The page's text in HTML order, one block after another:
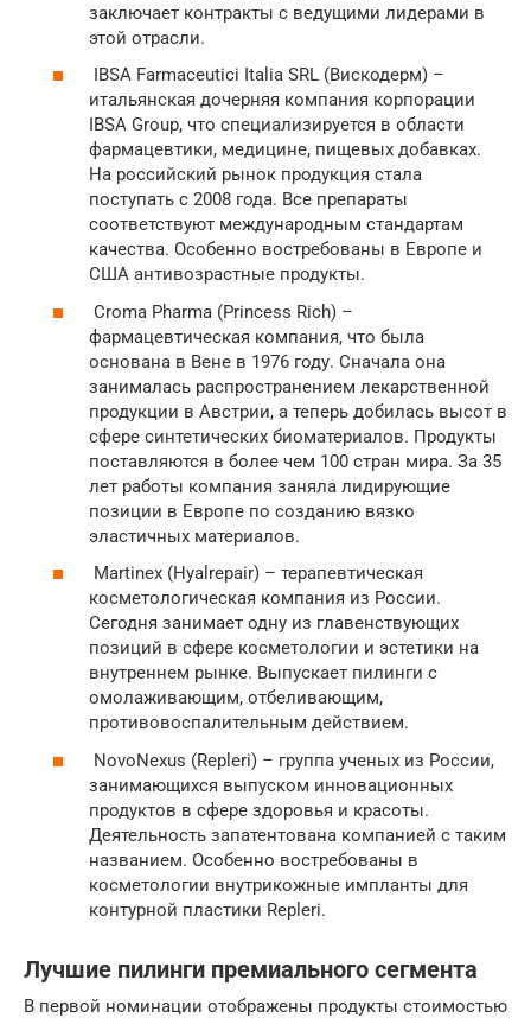
заключает контракты с ведущими лидерами в
этой отрасли.
IBSA Farmaceutici Italia SRL (Вискодерм) –
итальянская дочерняя компания корпорации
IBSA Group, что специализируется в области
фармацевтики, медицине, пищевых добавках.
На российский рынок продукция стала
поступать с 2008 года. Все препараты
соответствуют международным стандартам
качества. Особенно востребованы в Европе и
США антивозрастные продукты.
Croma Pharma (Princess Rich) –
фармацевтическая компания, что была
основана в Вене в 1976 году. Сначала она
занималась распространением лекарственной
продукции в Австрии, а теперь добилась высот в
сфере синтетических биоматериалов. Продукты
поставляются в более чем 100 стран мира. За 35
лет работы компания заняла лидирующие
позиции в Европе по созданию вязко
эластичных материалов.
Martinex (Hyalrepair) – терапевтическая
косметологическая компания из России.
Сегодня занимает одну из главенствующих
позиций в сфере косметологии и эстетики на
внутреннем рынке. Выпускает пилинги с
омолаживающим, отбеливающим,
противовоспалительным действием.
NovoNexus (Repleri) – группа ученых из России,
занимающихся выпуском инновационных
продуктов в сфере здоровья и красоты.
Деятельность запатентована компанией с таким
названием. Особенно востребованы в
косметологии внутрикожные импланты для
контурной пластики Repleri.
Лучшие пилинги премиального сегмента
В первой номинации отображены продукты стоимостью